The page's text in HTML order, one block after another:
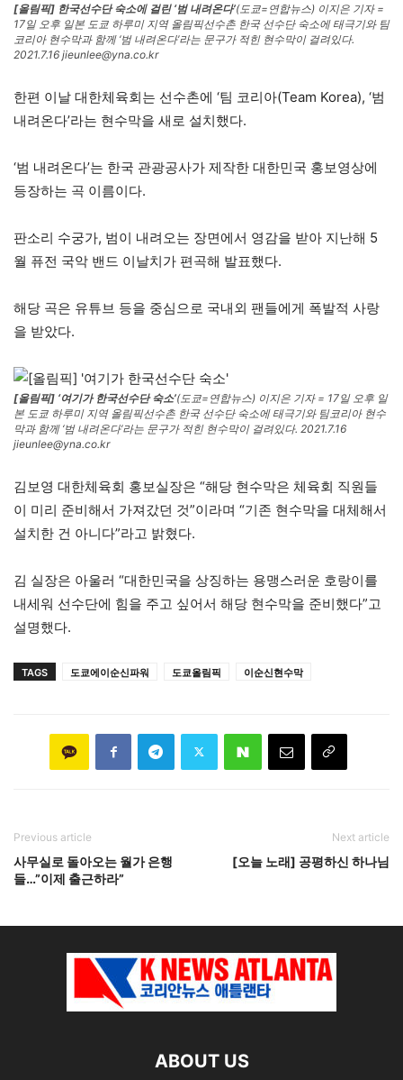
[올림픽] 한국선수단 숙소에 걸린 ‘범 내려온다’(도쿄=연합뉴스) 이지은 기자 =
17일 오후 일본 도쿄 하루미 지역 올림픽선수촌 한국 선수단 숙소에 태극기와 팀
코리아 현수막과 함께 ‘범 내려온다’라는 문구가 적힌 현수막이 걸려있다.
2021.7.16 jieunlee@yna.co.kr
한편 이날 대한체육회는 선수촌에 ‘팀 코리아(Team Korea), ‘범
내려온다’라는 현수막을 새로 설치했다.
‘범 내려온다’는 한국 관광공사가 제작한 대한민국 홍보영상에
등장하는 곡 이름이다.
판소리 수궁가, 범이 내려오는 장면에서 영감을 받아 지난해 5
월 퓨전 국악 밴드 이날치가 편곡해 발표했다.
해당 곡은 유튜브 등을 중심으로 국내외 팬들에게 폭발적 사랑
을 받았다.
[올림픽] ‘여기가 한국선수단 숙소’(도쿄=연합뉴스) 이지은 기자 = 17일 오후 일
본 도쿄 하루미 지역 올림픽선수촌 한국 선수단 숙소에 태극기와 팀코리아 현수
막과 함께 ‘범 내려온다’라는 문구가 적힌 현수막이 걸려있다. 2021.7.16
jieunlee@yna.co.kr
김보영 대한체육회 홍보실장은 “해당 현수막은 체육회 직원들
이 미리 준비해서 가져갔던 것”이라며 “기존 현수막을 대체해서
설치한 건 아니다”라고 밝혔다.
김 실장은 아울러 “대한민국을 상징하는 용맹스러운 호랑이를
내세워 선수단에 힘을 주고 싶어서 해당 현수막을 준비했다”고
설명했다.
TAGS 도쿄에이순신파워 도쿄올림픽 이순신현수막
Previous article
사무실로 돌아오는 월가 은행
들…”이제 출근하라”
Next article
[오늘 노래] 공평하신 하나님
ABOUT US